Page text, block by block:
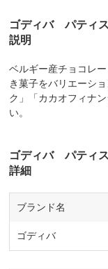
ゴディバ パティ
説明
ベルギー産チョコレ
き菓子をバリエーシ
ク」「カカオフィナ
い。
ゴディバ パティ
詳細
ブランド名
ゴディバ